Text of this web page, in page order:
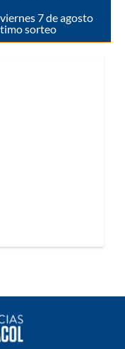
7 de agosto
sorteo